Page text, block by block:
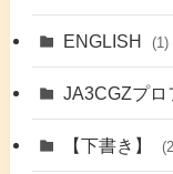
ENGLISH (1)
JA3CGZプロ
【下書き】